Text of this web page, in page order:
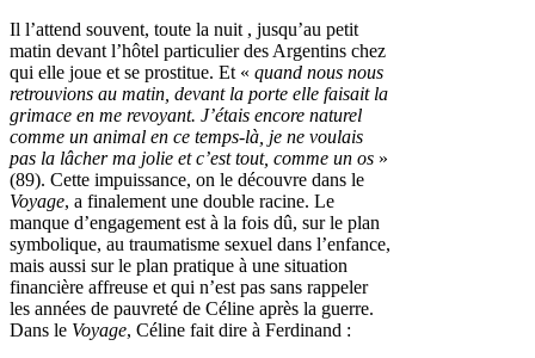
Il l’attend souvent, toute la nuit , jusqu’au petit
matin devant l’hôtel particulier des Argentins chez
qui elle joue et se prostitue. Et « quand nous nous
retrouvions au matin, devant la porte elle faisait la
grimace en me revoyant. J’étais encore naturel
comme un animal en ce temps-là, je ne voulais
pas la lâcher ma jolie et c’est tout, comme un os »
(89). Cette impuissance, on le découvre dans le
Voyage, a finalement une double racine. Le
manque d’engagement est à la fois dû, sur le plan
symbolique, au traumatisme sexuel dans l’enfance,
mais aussi sur le plan pratique à une situation
financière affreuse et qui n’est pas sans rappeler
les années de pauvreté de Céline après la guerre.
Dans le Voyage, Céline fait dire à Ferdinand :